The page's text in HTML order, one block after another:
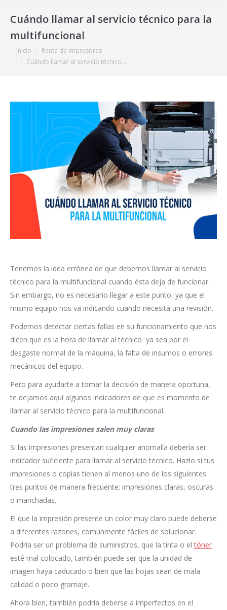
Cuándo llamar al servicio técnico para la
multifuncional
Estás aquí:
Inicio
Renta de impresoras
Cuándo llamar al servicio técnico…
Tenemos la idea errónea de que debemos llamar al servicio
técnico para la multifuncional cuando ésta deja de funcionar.
Sin embargo, no es necesario llegar a este punto, ya que el
mismo equipo nos va indicando cuando necesita una revisión.
Podemos detectar ciertas fallas en su funcionamiento que nos
dicen que es la hora de llamar al técnico ya sea por el
desgaste normal de la máquina, la falta de insumos o errores
mecánicos del equipo.
Pero para ayudarte a tomar la decisión de manera oportuna,
te dejamos aquí algunos indicadores de que es momento de
llamar al servicio técnico para la multifuncional.
Cuando las impresiones salen muy claras
Si las impresiones presentan cualquier anomalía debería ser
indicador suficiente para llamar al servicio técnico. Hazlo si tus
impresiones o copias tienen al menos uno de los siguientes
tres puntos de manera frecuente: impresiones claras, oscuras
o manchadas.
El que la impresión presente un color muy claro puede deberse
a diferentes razones, comúnmente fáciles de solucionar.
Podría ser un problema de suministros, que la tinta o eltóner
esté mal colocado, también puede ser que la unidad de
imagen haya caducado o bien que las hojas sean de mala
calidad o poco gramaje.
Ahora bien, también podría deberse a imperfectos en el